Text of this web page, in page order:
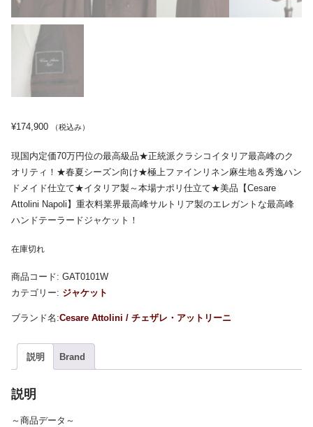
¥174,900 （税込み）
現国内定価70万円位の最高級品★正統派クラシコイタリア最高峰のク
オリティ！★春夏シーズン向け★極上ファインリネン麻生地＆秀逸ハン
ドメイド仕立て★イタリア製～本場ナポリ仕立て★美品【Cesare
Attolini Napoli】重衣料業界最高峰サルトリア製のエレガントな最高峰
ハンドテーラードジャケット！
在庫切れ
商品コード: GAT0101W
カテゴリー: ジャケット
Cesare Attolini / チェザレ・アットリーニ
説明 Brand
説明
～商品データ～